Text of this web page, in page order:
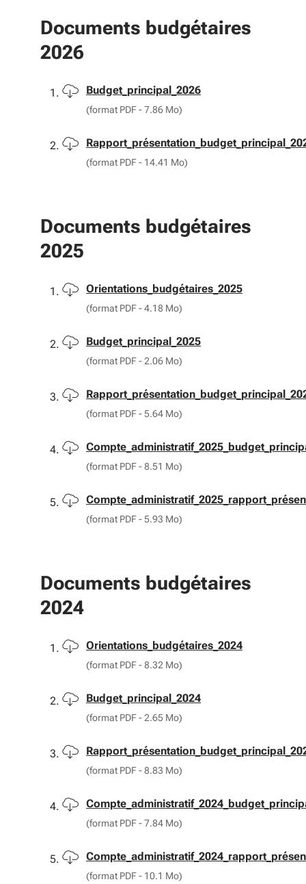
Documents budgétaires
2026
Télécharger
Budget_principal_2026
(format PDF - 7.86 Mo)
Télécharger
(format PDF - 14.41 Mo)
Documents budgétaires
2025
Télécharger
Orientations_budgétaires_2025
(format PDF - 4.18 Mo)
Télécharger
Budget_principal_2025
(format PDF - 2.06 Mo)
Télécharger
(format PDF - 5.64 Mo)
Télécharger
(format PDF - 8.51 Mo)
Télécharger
(format PDF - 5.93 Mo)
Documents budgétaires
2024
Télécharger
Orientations_budgétaires_2024
(format PDF - 8.32 Mo)
Télécharger
Budget_principal_2024
(format PDF - 2.65 Mo)
Télécharger
(format PDF - 8.83 Mo)
Télécharger
(format PDF - 7.84 Mo)
Télécharger
(format PDF - 10.1 Mo)